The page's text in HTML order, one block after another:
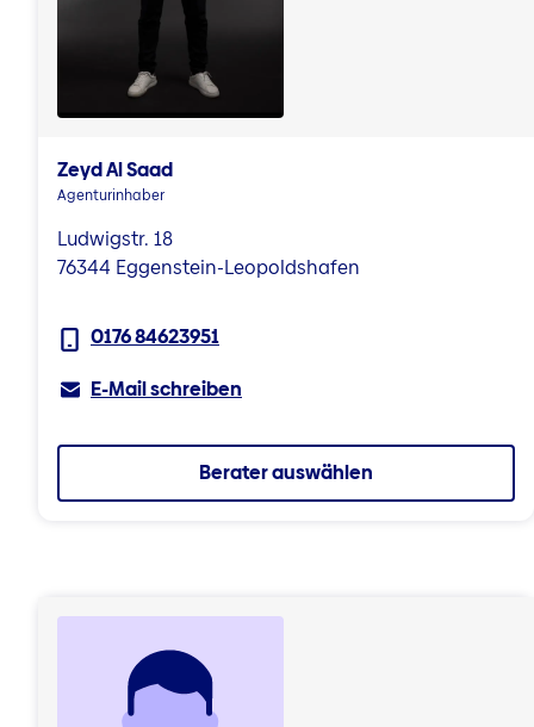
Zeyd Al Saad
Agenturinhaber
Ludwigstr. 18
76344 Eggenstein-Leopoldshafen
0176 84623951
E-Mail schreiben
Berater auswählen